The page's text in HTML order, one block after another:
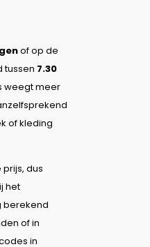
of op de
tussen 7.30
weegt meer
of kleding
dus
het
berekend
of in
in